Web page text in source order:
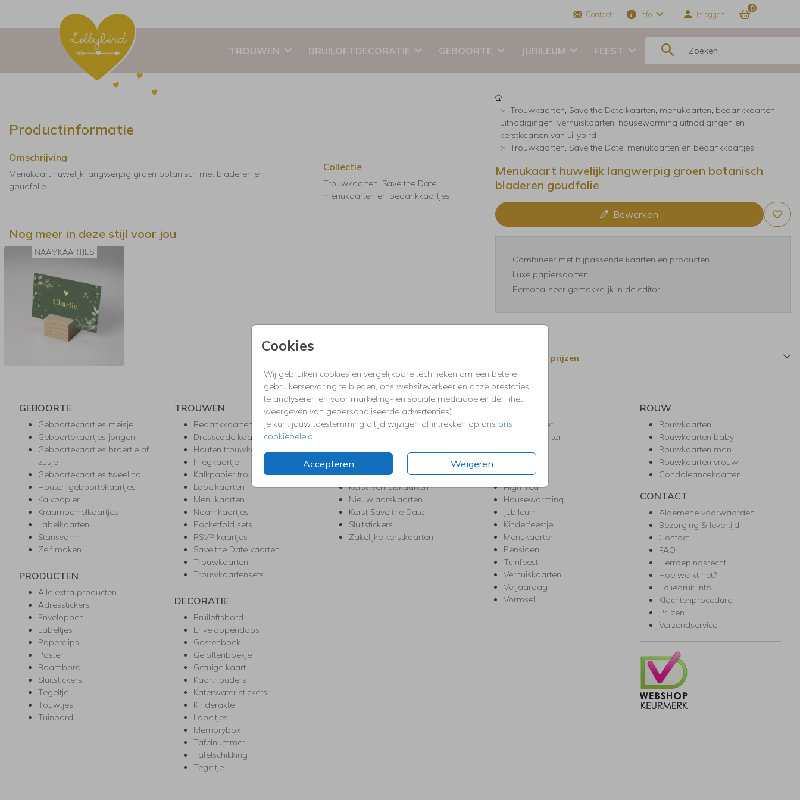
Contact Info Inloggen
0
TROUWEN BRUILOFTDECORATIE GEBOORTE JUBILEUM FEEST
Cookies
Wij gebruiken cookies en vergelijkbare technieken om een betere
gebruikerservaring te bieden, ons websiteverkeer en onze prestaties
te analyseren en voor marketing- en sociale mediadoeleinden (het
weergeven van gepersonaliseerde advertenties).
Je kunt jouw toestemming altijd wijzigen of intrekken op ons ons
cookiebeleid.
Accepteren Weigeren
Productinformatie
Omschrijving
Menukaart huwelijk langwerpig groen botanisch met bladeren en
goudfolie.
Collectie
Trouwkaarten, Save the Date,
menukaarten en bedankkaartjes
Nog meer in deze stijl voor jou
NAAMKAARTJES
Trouwkaarten, Save the Date kaarten, menukaarten, bedankkaarten,
uitnodigingen, verhuiskaarten, housewarming uitnodigingen en
kerstkaarten van Lillybird
Trouwkaarten, Save the Date, menukaarten en bedankkaartjes
Menukaart huwelijk langwerpig groen botanisch
bladeren goudfolie
Bewerken
Combineer met bijpassende kaarten en producten
Luxe papiersoorten
Personaliseer gemakkelijk in de editor
Formaten en prijzen
GEBOORTE
Geboortekaartjes meisje
Geboortekaartjes jongen
Geboortekaartjes broertje of
zusje
Geboortekaartjes tweeling
Houten geboortekaartjes
Kalkpapier
Kraamborrelkaartjes
Labelkaarten
Stansvorm
Zelf maken
PRODUCTEN
Alle extra producten
Adresstickers
Enveloppen
Labeltjes
Paperclips
Poster
Raambord
Sluitstickers
Tegeltje
Touwtjes
Tuinbord
TROUWEN
Bedankkaarten
Dresscode kaartjes
Houten trouwkaarten
Inlegkaartje
Kalkpapier trouwkaarten
Labelkaarten
Menukaarten
Naamkaartjes
Pocketfold sets
RSVP kaartjes
Save the Date kaarten
Trouwkaarten
Trouwkaartensets
DECORATIE
Bruiloftsbord
Enveloppendoos
Gastenboek
Geloftenboekje
Getuige kaart
Kaarthouders
Katerwater stickers
Kinderakte
Labeltjes
Memorybox
Tafelnummer
Tafelschikking
Tegeltje
KERST
Kerstkaarten
Kerstmenukaarten
Kerst trouwkaarten
Kerst-verhuiskaarten
Nieuwjaarskaarten
Kerst Save the Date
Sluitstickers
Zakelijke kerstkaarten
Babyshower
Bedankkaarten
Geslaagd
High Tea
Housewarming
Jubileum
Kinderfeestje
Menukaarten
Pensioen
Tuinfeest
Verhuiskaarten
Verjaardag
Vormsel
ROUW
Rouwkaarten
Rouwkaarten baby
Rouwkaarten man
Rouwkaarten vrouw
Condoleancekaarten
CONTACT
Algemene voorwaarden
Bezorging & levertijd
Contact
FAQ
Herroepingsrecht
Hoe werkt het?
Foliedruk info
Klachtenprocedure
Prijzen
Verzendservice